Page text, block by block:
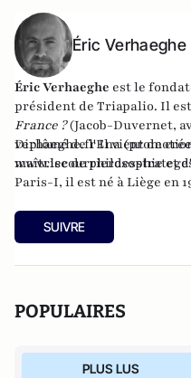
Éric Verhaeghe
Éric Verhaeghe est le
président de Triapalio. Il
France ?(Jacob-Duvernet,
verhaeghe.frIl vient de
Diplômé de l'Ena
maîtrise de philosophie et
Paris-I, il est né à Liège en
SUIVRE
POPULAIRES
PLUS LUS